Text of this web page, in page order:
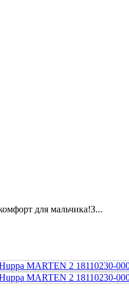
для мальчика!З...